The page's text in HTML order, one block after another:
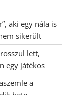
aki egy nála is
sikerült
lett,
egy játékos
a